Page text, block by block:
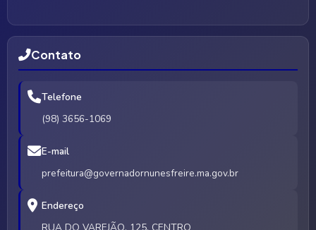
Contato
Telefone
(98) 3656-1069
E-mail
prefeitura@governadornunesfreire.ma.gov.br
Endereço